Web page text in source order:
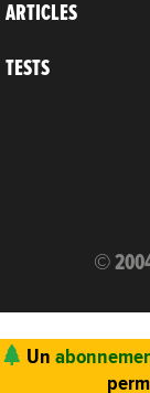
ARTICLES
TESTS
©
Un